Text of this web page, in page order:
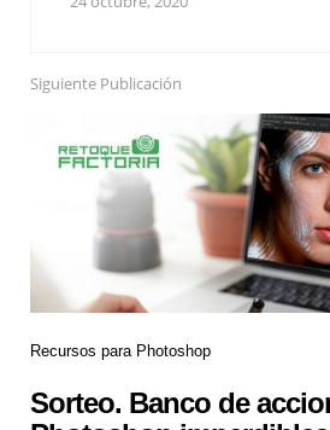
Siguiente Publicación
Recursos para Photoshop
Sorteo. Banco de